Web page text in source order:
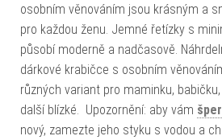
osobním věnováním jsou krásným a
pro každou ženu. Jemné řetízky s
působí moderně a nadčasově.
dárkové krabičce s osobním
různých variant pro maminku,
další blízké. Upozornění: aby vám
nový, zamezte jeho styku s vodou a